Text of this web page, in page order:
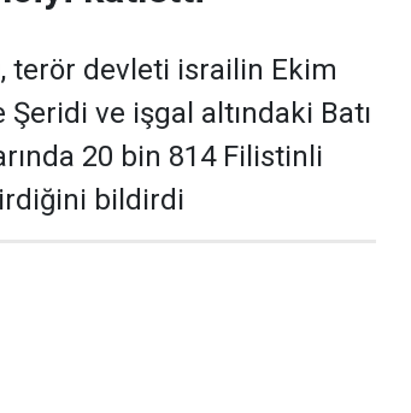
terör devleti israilin Ekim
ve işgal altındaki Batı
20 bin 814 Filistinli
bildirdi